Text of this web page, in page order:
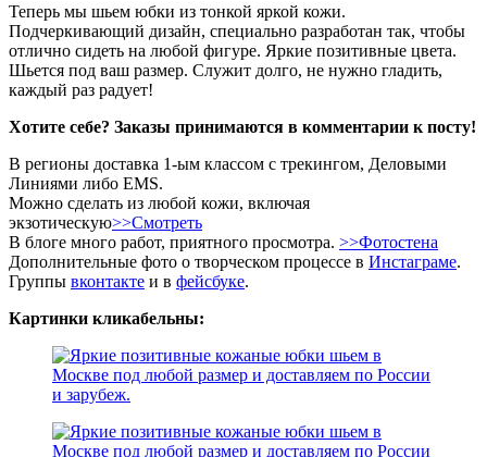
Теперь мы шьем юбки из тонкой яркой кожи.
Подчеркивающий дизайн, специально разработан так, чтобы
отлично сидеть на любой фигуре. Яркие позитивные цвета.
Шьется под ваш размер. Служит долго, не нужно гладить,
каждый раз радует!
Хотите себе? Заказы принимаются в комментарии к посту!
В регионы доставка 1-ым классом с трекингом, Деловыми
Линиями либо EMS.
Можно сделать из любой кожи, включая
экзотическую>>Смотреть
В блоге много работ, приятного просмотра. >>Фотостена
Дополнительные фото о творческом процессе в Инстаграме.
Группы вконтакте и в фейсбуке.
Картинки кликабельны: